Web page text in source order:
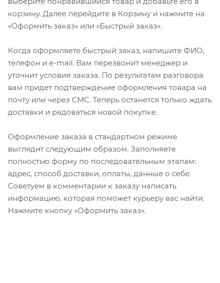
корзину. Далее перейдите в Корзину и нажмите на
«Оформить заказ» или «Быстрый заказ».
Когда оформляете быстрый заказ, напишите ФИО,
телефон и e-mail. Вам перезвонит менеджер и
уточнит условия заказа. По результатам разговора
вам придет подтверждение оформления товара на
почту или через СМС. Теперь останется только ждать
доставки и радоваться новой покупке.
Оформление заказа в стандартном режиме
выглядит следующим образом. Заполняете
полностью форму по последовательным этапам:
адрес, способ доставки, оплаты, данные о себе.
Советуем в комментарии к заказу написать
информацию, которая поможет курьеру вас найти.
Нажмите кнопку «Оформить заказ».